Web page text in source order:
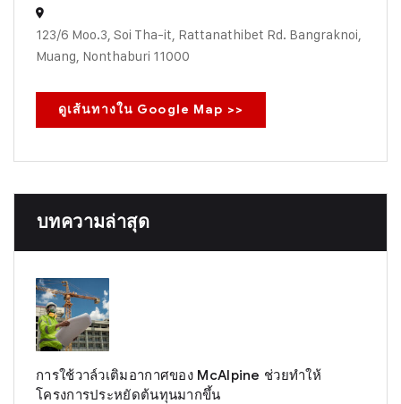
123/6 Moo.3, Soi Tha-it, Rattanathibet Rd. Bangraknoi,
Muang, Nonthaburi 11000
ดูเส้นทางใน Google Map >>
บทความล่าสุด
การใช้วาล์วเติมอากาศของ McAlpine ช่วยทำให้
โครงการประหยัดต้นทุนมากขึ้น